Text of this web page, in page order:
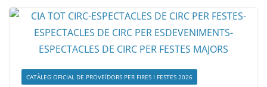
CATÀLEG OFICIAL DE PROVEÏDORS PER FIRES I FESTES 2026